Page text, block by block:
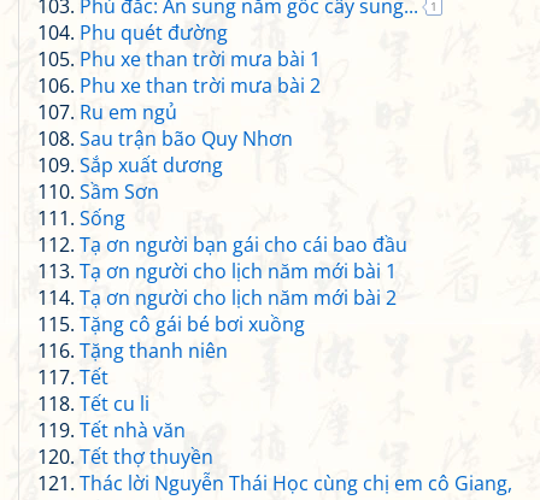
Phú đắc: Ăn sung nằm gốc cây sung...
1
Phu quét đường
Phu xe than trời mưa bài 1
Phu xe than trời mưa bài 2
Ru em ngủ
Sau trận bão Quy Nhơn
Sắp xuất dương
Sầm Sơn
Sống
Tạ ơn người bạn gái cho cái bao đầu
Tạ ơn người cho lịch năm mới bài 1
Tạ ơn người cho lịch năm mới bài 2
Tặng cô gái bé bơi xuồng
Tặng thanh niên
Tết
Tết cu li
Tết nhà văn
Tết thợ thuyền
Thác lời Nguyễn Thái Học cùng chị em cô Giang,